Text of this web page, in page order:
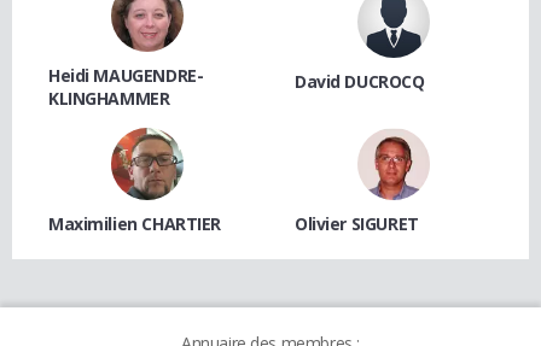
Heidi MAUGENDRE-
KLINGHAMMER
David DUCROCQ
Maximilien CHARTIER Olivier SIGURET